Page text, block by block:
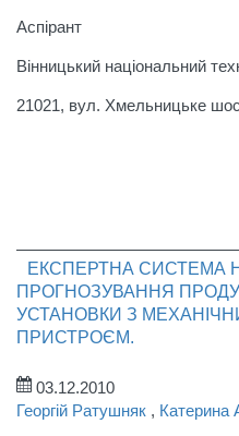
Аспірант
Вінницький національний
21021, вул. Хмельницьке
ЕКСПЕРТНА СИСТЕМА
ПРОГНОЗУВАННЯ
УСТАНОВКИ З
ПРИСТРОЄМ.
03.12.2010
Георгій Ратушняк , Катерина